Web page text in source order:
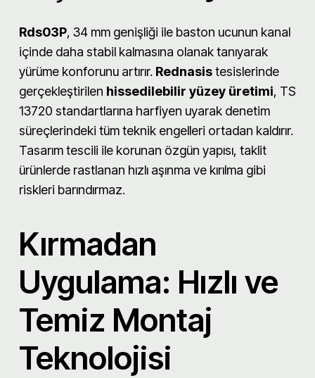
Rds03P, 34 mm genişliği ile baston ucunun kanal
içinde daha stabil kalmasına olanak tanıyarak
yürüme konforunu artırır. Rednasistesislerinde
gerçekleştirilen hissedilebilir yüzey üretimi, TS
13720 standartlarına harfiyen uyarak denetim
süreçlerindeki tüm teknik engelleri ortadan kaldırır.
Tasarım tescili ile korunan özgün yapısı, taklit
ürünlerde rastlanan hızlı aşınma ve kırılma gibi
riskleri barındırmaz.
Kırmadan
Uygulama: Hızlı ve
Temiz Montaj
Teknolojisi